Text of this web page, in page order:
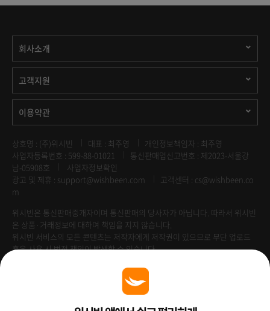
회사소개
고객지원
이용약관
상호명 : (주)위시빈 대표 : 최주영
개인정보책임자 : 최주영
사업자등록번호 : 599-88-01021
통신판매업신고번호 : 제2023-서울강
남-05908호
사업자정보확인
광고 및 제휴 : support@wishbeen.com
고객센터 : cs@wishbeen.co
m
위시빈은 통신판매중개자이며 통신판매의 당사자가 아닙니다. 따라서 위시빈
은 상품·거래정보에 대하여 책임을 지지 않습니다.
위시빈 서비스의 모든 콘텐츠는 저작자에게 저작권이 있으므로 무단 업로드
혹은 사용 시 법적 책임이 발생할 수 있습니다.